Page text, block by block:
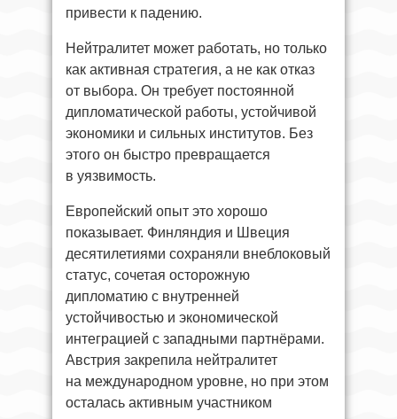
привести к падению.
Нейтралитет может работать, но только
как активная стратегия, а не как отказ
от выбора. Он требует постоянной
дипломатической работы, устойчивой
экономики и сильных институтов. Без
этого он быстро превращается
в уязвимость.
Европейский опыт это хорошо
показывает. Финляндия и Швеция
десятилетиями сохраняли внеблоковый
статус, сочетая осторожную
дипломатию с внутренней
устойчивостью и экономической
интеграцией с западными партнёрами.
Австрия закрепила нейтралитет
на международном уровне, но при этом
осталась активным участником